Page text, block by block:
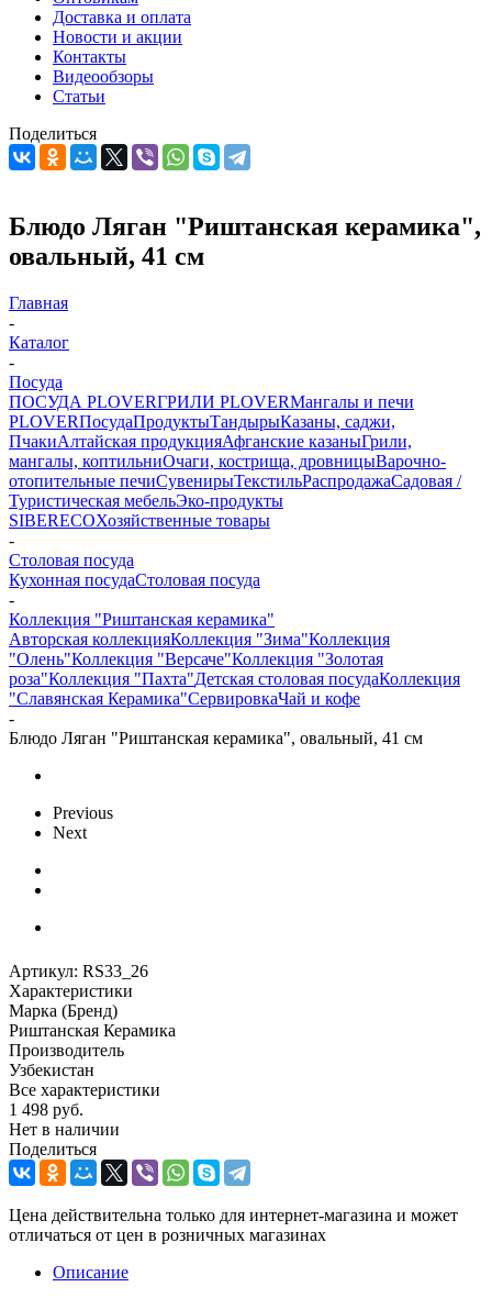
Доставка и оплата
Новости и акции
Контакты
Видеообзоры
Статьи
Поделиться
Блюдо Ляган "Риштанская керамика",
овальный, 41 см
Главная
-
Каталог
-
Посуда
ПОСУДА PLOVERГРИЛИ PLOVERМангалы и печи
PLOVERПосудаПродуктыТандырыКазаны, саджи,
ПчакиАлтайская продукцияАфганские казаныГрили,
мангалы, коптильниОчаги, кострища, дровницыВарочно-
отопительные печиСувенирыТекстильРаспродажаСадовая /
Туристическая мебельЭко-продукты
SIBERECOХозяйственные товары
-
Столовая посуда
Кухонная посудаСтоловая посуда
-
Коллекция "Риштанская керамика"
Авторская коллекцияКоллекция "Зима"Коллекция
"Олень"Коллекция "Версаче"Коллекция "Золотая
роза"Коллекция "Пахта"Детская столовая посудаКоллекция
"Славянская Керамика"СервировкаЧай и кофе
-
Блюдо Ляган "Риштанская керамика", овальный, 41 см
Previous
Next
Артикул: RS33_26
Характеристики
Марка (Бренд)
Риштанская Керамика
Производитель
Узбекистан
Все характеристики
1 498 руб.
Нет в наличии
Поделиться
Цена действительна только для интернет-магазина и может
отличаться от цен в розничных магазинах
Описание